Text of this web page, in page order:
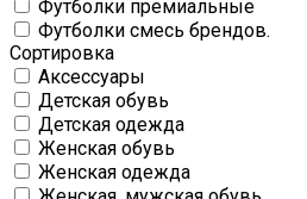
Футболки премиальные
Футболки смесь брендов.
Сортировка
Аксессуары
Детская обувь
Детская одежда
Женская обувь
Женская одежда